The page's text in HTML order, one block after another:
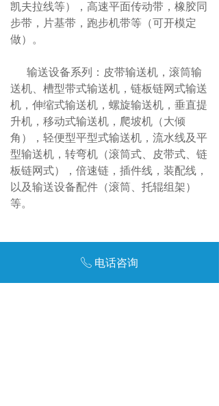
凯夫拉线等），高速平面传动带，橡胶同
步带，片基带，跑步机带等（可开模定
做）。
输送设备系列：皮带输送机，滚筒输
送机、槽型带式输送机，链板链网式输送
机，伸缩式输送机，螺旋输送机，垂直提
升机，移动式输送机，爬坡机（大倾
角），轻便型平型式输送机，流水线及平
型输送机，转弯机（滚筒式、皮带式、链
板链网式），倍速链，插件线，装配线，
以及输送设备配件（滚筒、托辊组架）
等。
咨询热线：136-9066-5431（陈小姐）
ꂅ 电话咨询